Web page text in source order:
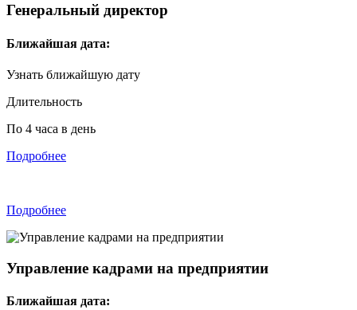
Генеральный директор
Ближайшая дата:
Узнать ближайшую дату
Длительность
По 4 часа в день
Подробнее
Подробнее
Управление кадрами на предприятии
Ближайшая дата: